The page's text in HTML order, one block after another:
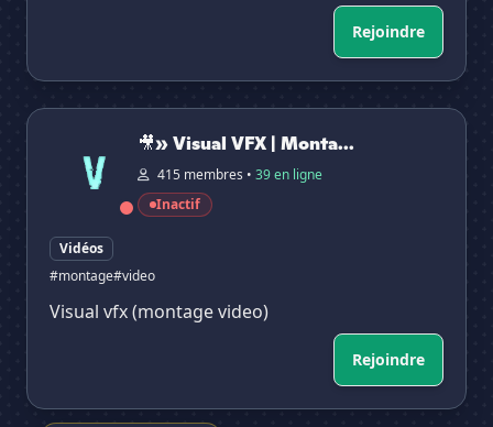
Rejoindre
🎥» Visual VFX | Montage Vidéo
🎥» Visual VFX | Monta...
415 membres • 39 en ligne
Inactif
Vidéos
#montage#video
Visual vfx (montage video)
Rejoindre